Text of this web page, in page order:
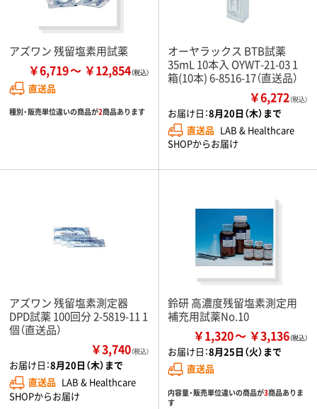
アズワン 残留塩素用試薬
￥6,719 ￥12,854
直送品
種別・販売単位違いの商品が2商品あります
オーヤラックス BTB試薬
35mL 10本入 OYWT-21-03 1
箱(10本) 6-8516-17（直送品）
￥6,272（税込）
お届け日：8月20日（木）まで
直送品 LAB & Healthcare
SHOPからお届け
アズワン 残留塩素測定器
DPD試薬 100回分 2-5819-11 1
個（直送品）
￥3,740（税込）
お届け日：8月20日（木）まで
直送品 LAB & Healthcare
SHOPからお届け
鈴研 高濃度残留塩素測定用
補充用試薬No.10
￥1,320 ￥3,136
お届け日：8月25日（火）まで
直送品
内容量・販売単位違いの商品が3商品ありま
す